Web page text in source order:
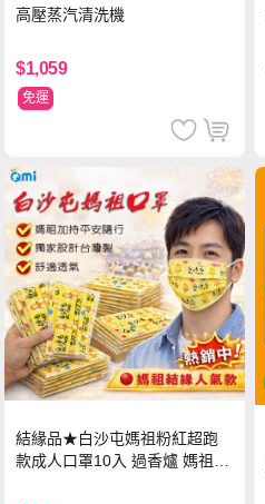
高壓蒸汽清洗機
$1,059
免運
結緣品★白沙屯媽祖粉紅超跑
款成人口罩10入 過香爐 媽祖加